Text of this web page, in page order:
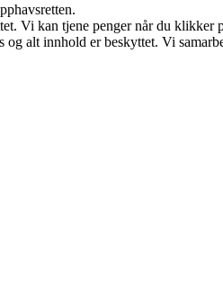
Vi kan tjene penger når du klikker
alt innhold er beskyttet. Vi